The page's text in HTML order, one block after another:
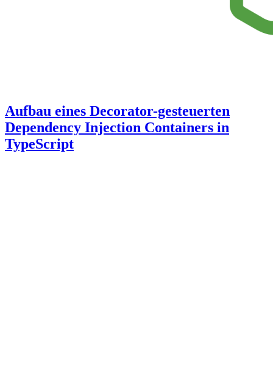
Aufbau eines Decorator-gesteuerten
Dependency Injection Containers in
TypeScript